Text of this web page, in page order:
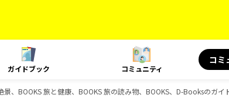
ガイドブック コミュニティ
コミ
、BOOKS 旅と健康、BOOKS 旅の読み物、BOOKS、D-Booksのガイ